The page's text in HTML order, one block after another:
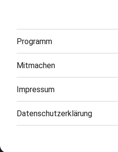
Programm
Mitmachen
Impressum
Datenschutzerklärung